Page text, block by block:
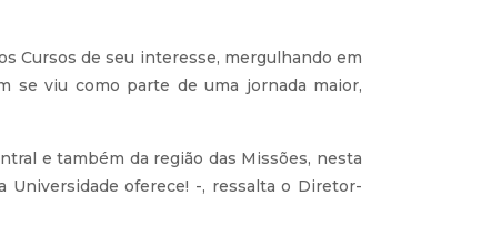
Cursos de seu interesse, mergulhando em
se viu como parte de uma jornada maior,
e também da região das Missões, nesta
Universidade oferece! -, ressalta o Diretor-